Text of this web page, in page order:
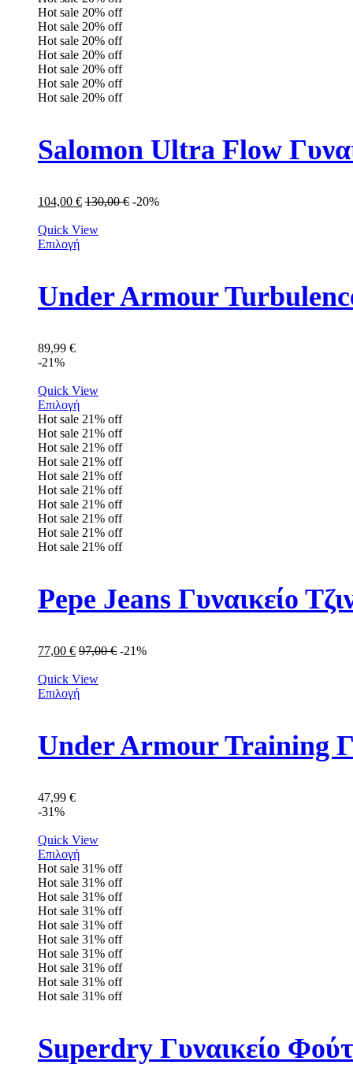
Hot sale 20% off
Hot sale 20% off
Hot sale 20% off
Hot sale 20% off
Hot sale 20% off
Hot sale 20% off
Hot sale 20% off
104,00 € 130,00€ -20%
Quick View
Επιλογή
Under Armour
89,99 €
-21%
Quick View
Επιλογή
Hot sale 21% off
Hot sale 21% off
Hot sale 21% off
Hot sale 21% off
Hot sale 21% off
Hot sale 21% off
Hot sale 21% off
Hot sale 21% off
Hot sale 21% off
Hot sale 21% off
Pepe Jeans Γυναικείο
77,00 € 97,00€ -21%
Quick View
Επιλογή
Under Armour Training
47,99 €
-31%
Quick View
Επιλογή
Hot sale 31% off
Hot sale 31% off
Hot sale 31% off
Hot sale 31% off
Hot sale 31% off
Hot sale 31% off
Hot sale 31% off
Hot sale 31% off
Hot sale 31% off
Hot sale 31% off
Superdry Γυναικείο